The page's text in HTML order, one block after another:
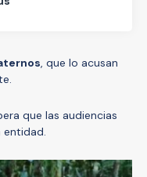
, que lo acusan
que las audiencias
entidad.